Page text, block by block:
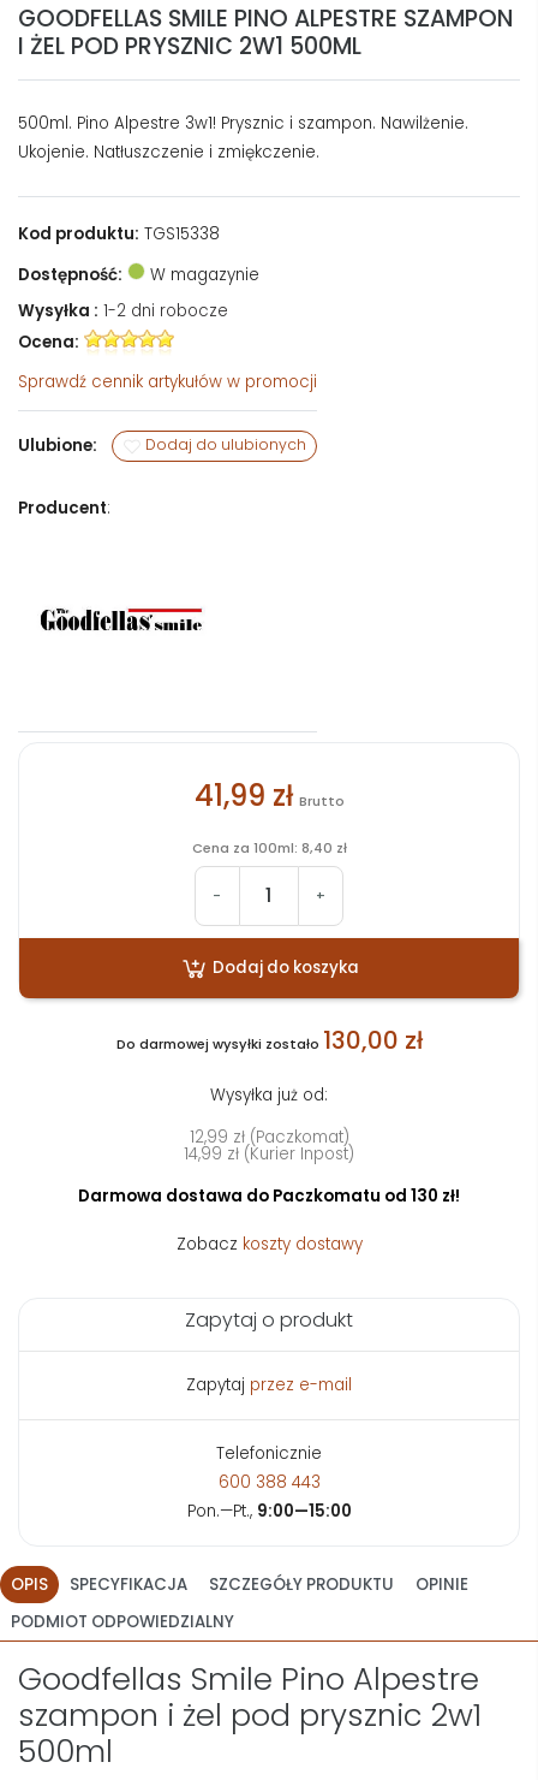
GOODFELLAS SMILE PINO ALPESTRE SZAMPON
I ŻEL POD PRYSZNIC 2W1 500ML
500ml. Pino Alpestre 3w1! Prysznic i szampon. Nawilżenie.
Ukojenie. Natłuszczenie i zmiękczenie.
Kod produktu: TGS15338
Dostępność:
W magazynie
Wysyłka : 1-2 dni robocze
Ocena:
Sprawdź cennik artykułów w promocji
Ulubione: Dodaj do ulubionych
Producent:
41,99 zł Brutto
Cena za 100ml: 8,40 zł
- +
Dodaj do koszyka
Do darmowej wysyłki zostało 130,00 zł
Wysyłka już od:
12,99 zł (Paczkomat)
14,99 zł (Kurier Inpost)
Darmowa dostawa do Paczkomatu od 130 zł!
Zobacz koszty dostawy
Zapytaj o produkt
Zapytaj przez e-mail
Telefonicznie
600 388 443
Pon.—Pt., 9:00—15:00
OPIS SPECYFIKACJA SZCZEGÓŁY PRODUKTU
OPINIE
PODMIOT ODPOWIEDZIALNY
Goodfellas Smile Pino Alpestre
szampon i żel pod prysznic 2w1
500ml